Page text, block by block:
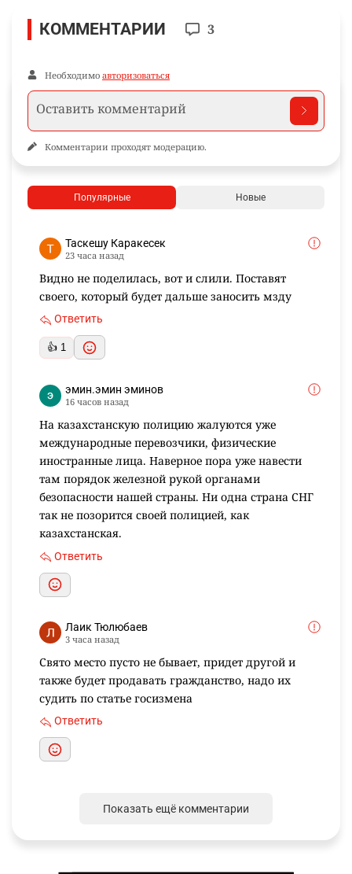
КОММЕНТАРИИ 3
Необходимо авторизоваться
Комментарии проходят модерацию.
Популярные Новые
Таскешу Каракесек
23 часа назад
Видно не поделилась, вот и слили. Поставят
своего, который будет дальше заносить мзду
Ответить
👍 1
эмин.эмин эминов
16 часов назад
На казахстанскую полицию жалуются уже
международные перевозчики, физические
иностранные лица. Наверное пора уже навести
там порядок железной рукой органами
безопасности нашей страны. Ни одна страна СНГ
так не позорится своей полицией, как
казахстанская.
Ответить
Лаик Тюлюбаев
3 часа назад
Свято место пусто не бывает, придет другой и
также будет продавать гражданство, надо их
судить по статье госизмена
Ответить
Показать ещё комментарии